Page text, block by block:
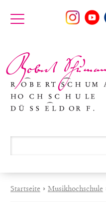
Startseite › Musikhochschule